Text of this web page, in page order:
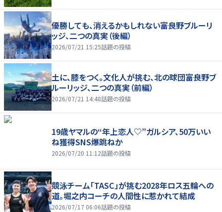
優勝しても、消えるかもしれない――富良野ブルーリ
ッジ、二つの真実（後編）
2026/07/21 15:25話題の投稿
土に、膝をつく。文化人が挑む、北の球団――富良野ブ
ルーリッジ、二つの真実（前編）
2026/07/21 14:48話題の投稿
19歳ヤマルの“年上恋人♡”ガルシア、50万いい
ね獲得SNS爆跳ねか
2026/07/20 11:12話題の投稿
競泳チーム「TASC」が挑む2028年ロス五輪への
道。堀之内コーチの人間性に惹かれて結成
2026/07/17 06:06話題の投稿